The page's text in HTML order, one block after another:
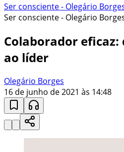
Ser consciente - Olegário
Ser consciente - Olegário
Colaborador eficaz:
ao líder
Olegário Borges
16 de junho de 2021 às 14:48